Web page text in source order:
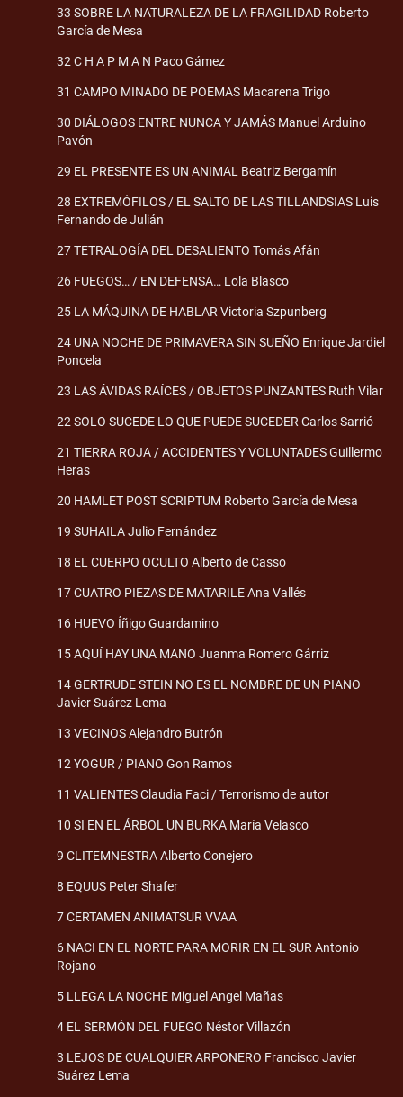
33 SOBRE LA NATURALEZA DE LA FRAGILIDAD Roberto
García de Mesa
32 C H A P M A N Paco Gámez
31 CAMPO MINADO DE POEMAS Macarena Trigo
30 DIÁLOGOS ENTRE NUNCA Y JAMÁS Manuel Arduino
Pavón
29 EL PRESENTE ES UN ANIMAL Beatriz Bergamín
28 EXTREMÓFILOS / EL SALTO DE LAS TILLANDSIAS Luis
Fernando de Julián
27 TETRALOGÍA DEL DESALIENTO Tomás Afán
26 FUEGOS… / EN DEFENSA… Lola Blasco
25 LA MÁQUINA DE HABLAR Victoria Szpunberg
24 UNA NOCHE DE PRIMAVERA SIN SUEÑO Enrique Jardiel
Poncela
23 LAS ÁVIDAS RAÍCES / OBJETOS PUNZANTES Ruth Vilar
22 SOLO SUCEDE LO QUE PUEDE SUCEDER Carlos Sarrió
21 TIERRA ROJA / ACCIDENTES Y VOLUNTADES Guillermo
Heras
20 HAMLET POST SCRIPTUM Roberto García de Mesa
19 SUHAILA Julio Fernández
18 EL CUERPO OCULTO Alberto de Casso
17 CUATRO PIEZAS DE MATARILE Ana Vallés
16 HUEVO Íñigo Guardamino
15 AQUÍ HAY UNA MANO Juanma Romero Gárriz
14 GERTRUDE STEIN NO ES EL NOMBRE DE UN PIANO
Javier Suárez Lema
13 VECINOS Alejandro Butrón
12 YOGUR / PIANO Gon Ramos
11 VALIENTES Claudia Faci / Terrorismo de autor
10 SI EN EL ÁRBOL UN BURKA María Velasco
9 CLITEMNESTRA Alberto Conejero
8 EQUUS Peter Shafer
7 CERTAMEN ANIMATSUR VVAA
6 NACI EN EL NORTE PARA MORIR EN EL SUR Antonio
Rojano
5 LLEGA LA NOCHE Miguel Angel Mañas
4 EL SERMÓN DEL FUEGO Néstor Villazón
3 LEJOS DE CUALQUIER ARPONERO Francisco Javier
Suárez Lema